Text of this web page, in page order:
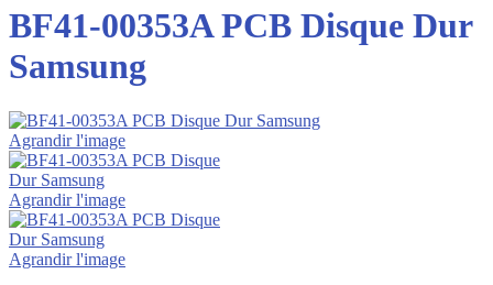
BF41-00353A PCB Disque Dur
Samsung
Agrandir l'image
Agrandir l'image
Agrandir l'image